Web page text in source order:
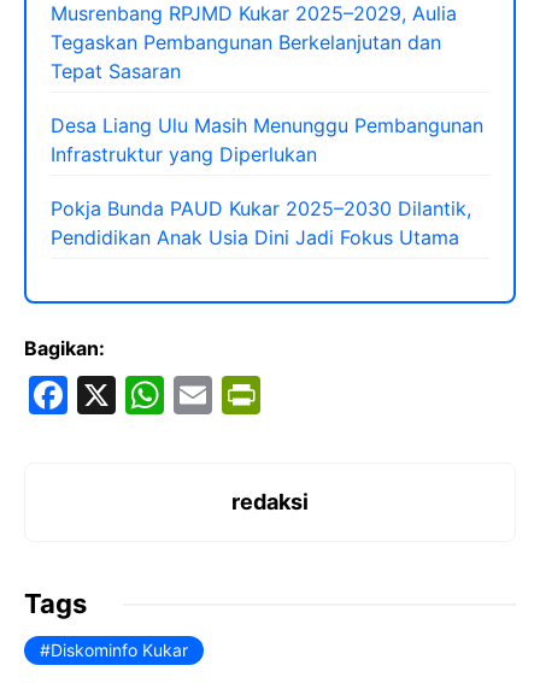
Musrenbang RPJMD Kukar 2025–2029, Aulia
Tegaskan Pembangunan Berkelanjutan dan
Tepat Sasaran
Desa Liang Ulu Masih Menunggu Pembangunan
Infrastruktur yang Diperlukan
Pokja Bunda PAUD Kukar 2025–2030 Dilantik,
Pendidikan Anak Usia Dini Jadi Fokus Utama
Bagikan:
F
o
o
k
X
W
p
E
ri
redaksi
Tags
Diskominfo Kukar